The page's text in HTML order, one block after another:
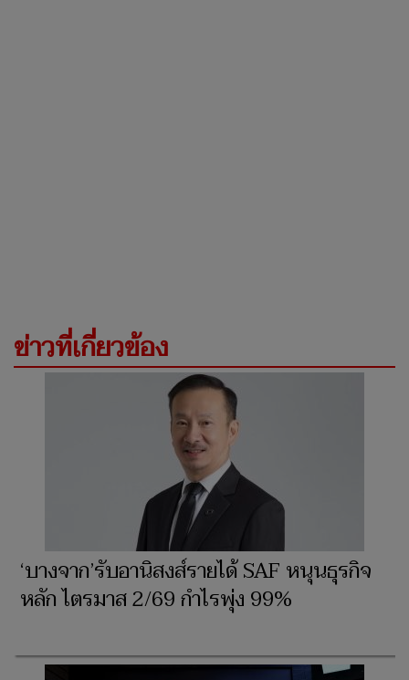
ข่าวที่เกี่ยวข้อง
‘บางจาก’รับอานิสงส์รายได้ SAF หนุนธุรกิจ
หลัก ไตรมาส 2/69 กำไรพุ่ง 99%